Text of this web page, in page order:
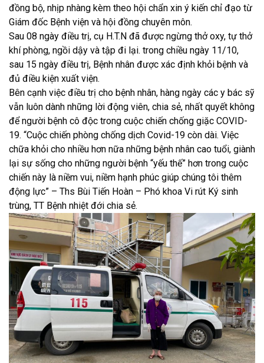
đồng bộ, nhịp nhàng kèm theo hội chẩn xin ý kiến chỉ đạo từ
Giám đốc Bệnh viện và hội đồng chuyên môn.
Sau 08 ngày điều trị, cụ H.T.N đã được ngừng thở oxy, tự thở
khí phòng, ngồi dậy và tập đi lại. trong chiều ngày 11/10,
sau 15 ngày điều trị, Bệnh nhân được xác định khỏi bệnh và
đủ điều kiện xuất viện.
Bên cạnh việc điều trị cho bệnh nhân, hàng ngày các y bác sỹ
vẫn luôn dành những lời động viên, chia sẻ, nhất quyết không
để người bệnh cô độc trong cuộc chiến chống giặc COVID-
19. “Cuộc chiến phòng chống dịch Covid-19 còn dài. Việc
chữa khỏi cho nhiều hơn nữa những bệnh nhân cao tuổi, giành
lại sự sống cho những người bệnh “yếu thế” hơn trong cuộc
chiến này là niềm vui, niềm hạnh phúc giúp chúng tôi thêm
động lực” – Ths Bùi Tiến Hoàn – Phó khoa Vi rút Ký sinh
trùng, TT Bệnh nhiệt đới chia sẻ.